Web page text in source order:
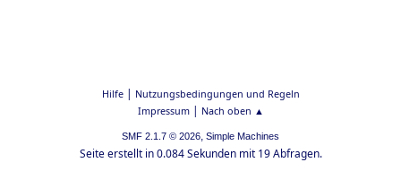
Hilfe| Nutzungsbedingungen und Regeln
Impressum| Nach oben ▲
SMF 2.1.7 © 2026, Simple Machines
Seite erstellt in 0.084 Sekunden mit 19 Abfragen.